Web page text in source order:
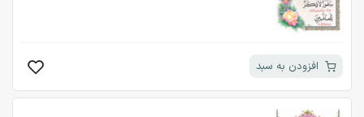
افزودن به سبد